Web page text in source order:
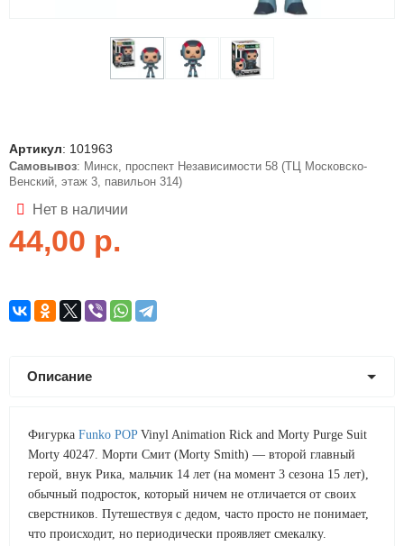
Артикул: 101963
Самовывоз: Минск, проспект Независимости 58 (ТЦ Московско-
Венский, этаж 3, павильон 314)
Нет в наличии
44,00 р.
Описание
Фигурка Funko POPVinyl Animation Rick and Morty Purge Suit
Morty 40247. Морти Смит (Morty Smith) — второй главный
герой, внук Рика, мальчик 14 лет (на момент 3 сезона 15 лет),
обычный подросток, который ничем не отличается от своих
сверстников. Путешествуя с дедом, часто просто не понимает,
что происходит, но периодически проявляет смекалку.